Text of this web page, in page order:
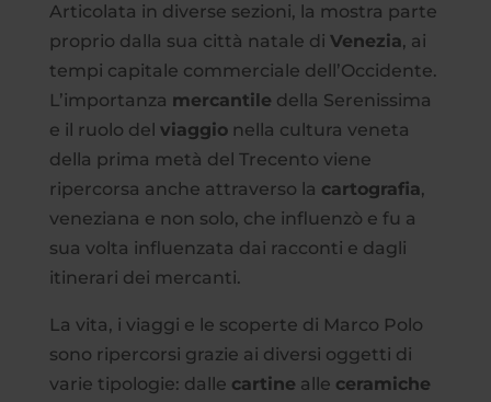
Articolata in diverse sezioni, la mostra parte
proprio dalla sua città natale di Venezia, ai
tempi capitale commerciale dell’Occidente.
L’importanza mercantile della Serenissima
e il ruolo del viaggionella cultura veneta
della prima metà del Trecento viene
ripercorsa anche attraverso la cartografia,
veneziana e non solo, che influenzò e fu a
sua volta influenzata dai racconti e dagli
itinerari dei mercanti.
La vita, i viaggi e le scoperte di Marco Polo
sono ripercorsi grazie ai diversi oggetti di
varie tipologie: dalle cartine alle ceramiche